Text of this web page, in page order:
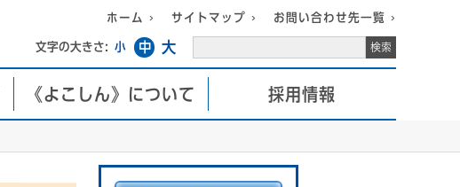
ホーム サイトマップ お問い合わせ先一覧
文字の大きさ: 小 中 大
《よこしん》について 採用情報